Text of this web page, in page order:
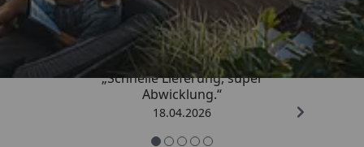
5,00/ 5
„Schnelle Lieferung, super
Abwicklung.“
18.04.2026